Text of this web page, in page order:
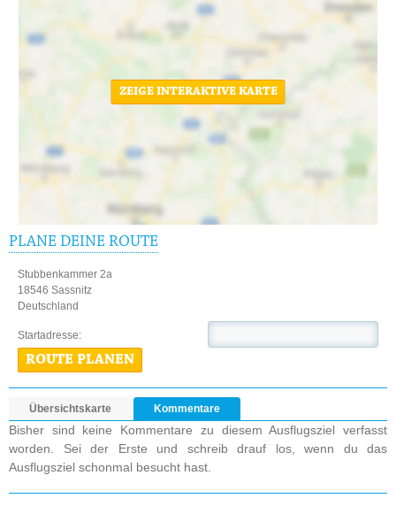
ZEIGE INTERAKTIVE KARTE
PLANE DEINE ROUTE
Stubbenkammer 2a
18546 Sassnitz
Deutschland
Startadresse:
ROUTE PLANEN
Übersichtskarte Kommentare
Bisher sind keine Kommentare zu diesem Ausflugsziel verfasst
worden. Sei der Erste und schreib drauf los, wenn du das
Ausflugsziel schonmal besucht hast.